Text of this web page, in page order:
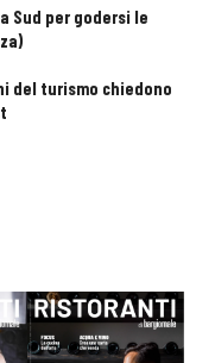
Sud per godersi le
del turismo chiedono